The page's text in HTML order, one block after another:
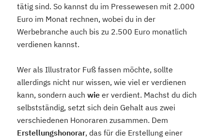
tätig sind. So kannst du im Pressewesen mit 2.000
Euro im Monat rechnen, wobei du in der
Werbebranche auch bis zu 2.500 Euro monatlich
verdienen kannst.
Wer als Illustrator Fuß fassen möchte, sollte
allerdings nicht nur wissen, wie viel er verdienen
kann, sondern auch wie er verdient. Machst du dich
selbstständig, setzt sich dein Gehalt aus zwei
verschiedenen Honoraren zusammen. Dem
Erstellungshonorar, das für die Erstellung einer